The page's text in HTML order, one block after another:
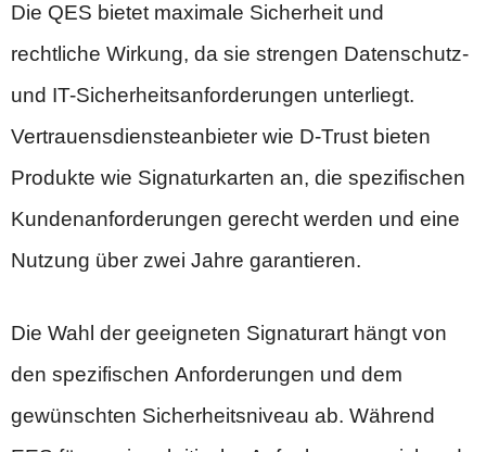
Die QES bietet maximale Sicherheit und
rechtliche Wirkung, da sie strengen Datenschutz-
und IT-Sicherheitsanforderungen unterliegt.
Vertrauensdiensteanbieter wie D-Trust bieten
Produkte wie Signaturkarten an, die spezifischen
Kundenanforderungen gerecht werden und eine
Nutzung über zwei Jahre garantieren.
Die Wahl der geeigneten Signaturart hängt von
den spezifischen Anforderungen und dem
gewünschten Sicherheitsniveau ab. Während